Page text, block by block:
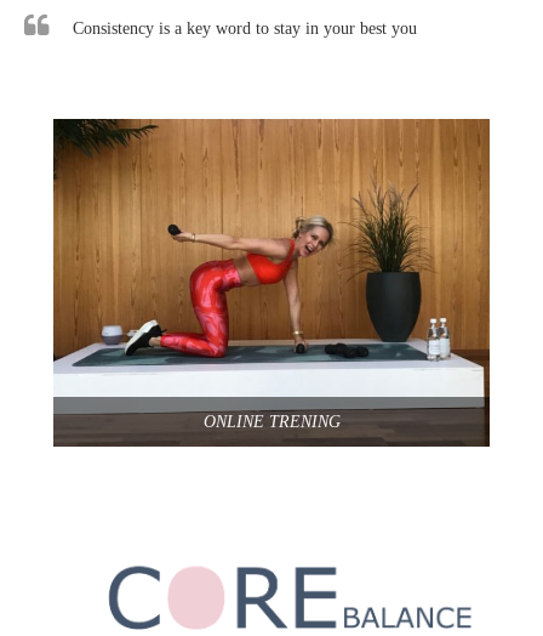
Consistency is a key word to stay in your best you
ONLINE TRENING